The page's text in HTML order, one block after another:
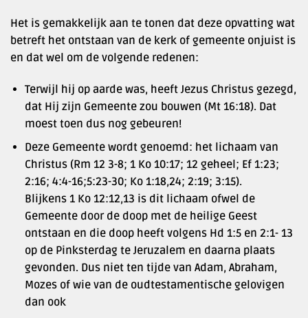
Het is gemakkelijk aan te tonen dat deze opvatting wat
betreft het ontstaan van de kerk of gemeente onjuist is
en dat wel om de volgende redenen:
Terwijl hij op aarde was, heeft Jezus Christus gezegd,
dat Hij zijn Gemeente zou bouwen (Mt 16:18). Dat
moest toen dus nog gebeuren!
Deze Gemeente wordt genoemd: het lichaam van
Christus (Rm 12 3-8; 1 Ko 10:17; 12 geheel; Ef 1:23;
2:16; 4:4-16;5:23-30; Ko 1:18,24; 2:19; 3:15).
Blijkens 1 Ko 12:12,13 is dit lichaam ofwel de
Gemeente door de doop met de heilige Geest
ontstaan en die doop heeft volgens Hd 1:5 en 2:1- 13
op de Pinksterdag te Jeruzalem en daarna plaats
gevonden. Dus niet ten tijde van Adam, Abraham,
Mozes of wie van de oudtestamentische gelovigen
dan ook